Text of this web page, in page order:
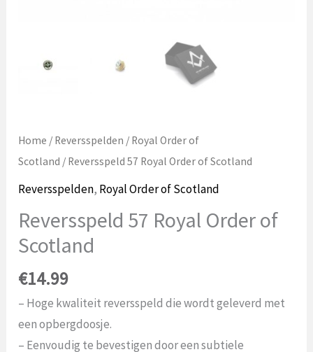
Home / Reversspelden / Royal Order of
Scotland / Reversspeld 57 Royal Order of Scotland
Reversspelden, Royal Order of Scotland
Reversspeld 57 Royal Order of
Scotland
€14.99
– Hoge kwaliteit reversspeld die wordt geleverd met
een opbergdoosje.
– Eenvoudig te bevestigen door een subtiele